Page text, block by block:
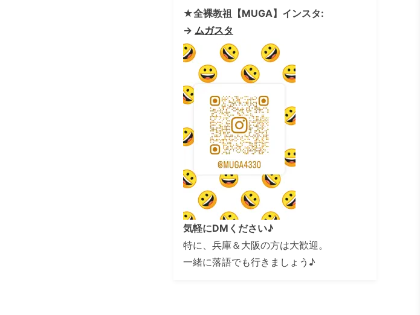
★全裸教祖【MUGA】インスタ:
→ ムガスタ
気軽にDMください♪
特に、兵庫＆大阪の方は大歓迎。
一緒に落語でも行きましょう♪